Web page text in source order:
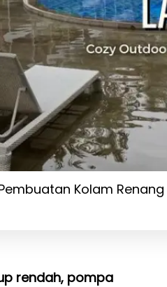
Kolam
rendah, pompa